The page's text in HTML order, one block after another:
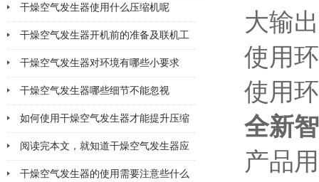
干燥空气发生器使用什么压缩机呢
干燥空气发生器开机前的准备及联机工
作有哪些
干燥空气发生器对环境有哪些小要求
干燥空气发生器哪些细节不能忽视
如何使用干燥空气发生器才能提升压缩
空气的纯净度？
阅读完本文，就知道干燥空气发生器应
该注意哪几点小问题
干燥空气发生器的使用需要注意些什么
大输
使用
使用
全新
产品